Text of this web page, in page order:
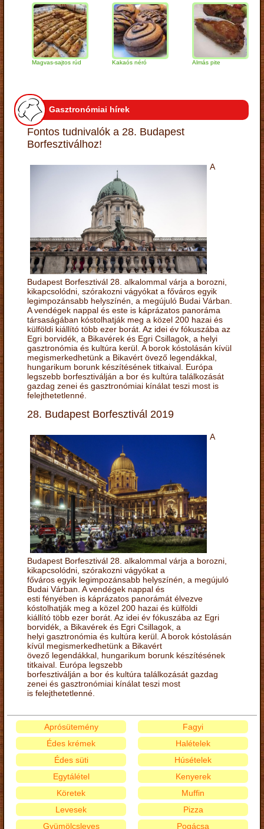
Magvas-sajtos rúd Kakaós néró Almás pite
Gasztronómiai hírek
Fontos tudnivalók a 28. Budapest
Borfesztiválhoz!
A
Budapest Borfesztivál 28. alkalommal várja a borozni,
kikapcsolódni, szórakozni vágyókat a főváros egyik
legimpozánsabb helyszínén, a megújuló Budai Várban.
A vendégek nappal és este is káprázatos panoráma
társaságában kóstolhatják meg a közel 200 hazai és
külföldi kiállító több ezer borát. Az idei év fókuszába az
Egri borvidék, a Bikavérek és Egri Csillagok, a helyi
gasztronómia és kultúra kerül. A borok kóstolásán kívül
megismerkedhetünk a Bikavért övező legendákkal,
hungarikum borunk készítésének titkaival. Európa
legszebb borfesztiválján a bor és kultúra találkozását
gazdag zenei és gasztronómiai kínálat teszi most is
felejthetetlenné.
28. Budapest Borfesztivál 2019
A
Budapest Borfesztivál 28. alkalommal várja a borozni,
kikapcsolódni, szórakozni vágyókat a
főváros egyik legimpozánsabb helyszínén, a megújuló
Budai Várban. A vendégek nappal és
esti fényében is káprázatos panorámát élvezve
kóstolhatják meg a közel 200 hazai és külföldi
kiállító több ezer borát. Az idei év fókuszába az Egri
borvidék, a Bikavérek és Egri Csillagok, a
helyi gasztronómia és kultúra kerül. A borok kóstolásán
kívül megismerkedhetünk a Bikavért
övező legendákkal, hungarikum borunk készítésének
titkaival. Európa legszebb
borfesztiválján a bor és kultúra találkozását gazdag
zenei és gasztronómiai kínálat teszi most
is felejthetetlenné.
Aprósütemény
Édes krémek
Édes süti
Egytálétel
Fagyi
Halételek
Húsételek
Kenyerek
Köretek
Levesek
Gyümölcsleves
Muffin
Pizza
Pogácsa